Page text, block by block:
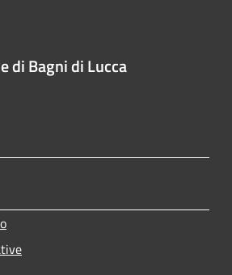
di Bagni di Lucca